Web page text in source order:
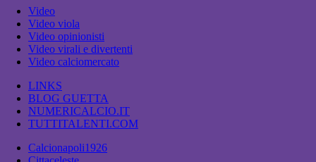
Video
Video viola
Video opinionisti
Video virali e divertenti
Video calciomercato
LINKS
BLOG GUETTA
NUMERICALCIO.IT
TUTTITALENTI.COM
Calcionapoli1926